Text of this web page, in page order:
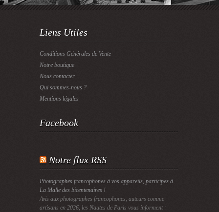
Liens Utiles
Conditions Générales de Vente
Notre boutique
Nous contacter
Qui sommes-nous ?
Mentions légales
Facebook
Notre flux RSS
Photographes francophones à vos appareils, participez à
La Malle des bicentenaires !
Avis aux photographes francophones, auteurs comme
artisans en 2026, les Nautes de Paris vous informent :